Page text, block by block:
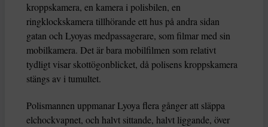
kroppskamera, en kamera i polisbilen, en
ringklockskamera tillhörande ett hus på andra sidan
gatan och Lyoyas medpassagerare, som filmar med sin
mobilkamera. Det är bara mobilfilmen som relativt
tydligt visar skottögonblicket, då polisens kroppskamera
stängs av i tumultet.
Polismannen uppmanar Lyoya flera gånger att släppa
elchockvapnet, och halvt sittande, halvt liggande, över